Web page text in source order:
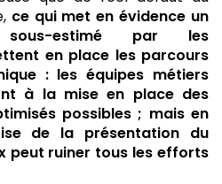
ce qui met en évidence un
estimé par les
en place les parcours
: les équipes métiers
à la mise en place des
possibles ; mais en
de la présentation du
peut ruiner tous les efforts